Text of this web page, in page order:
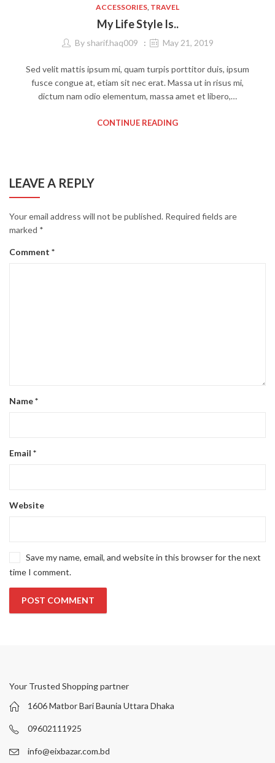
ACCESSORIES TRAVEL
My Life Style Is..
By sharif.haq009 May 21, 2019
Sed velit mattis ipsum mi, quam turpis porttitor duis, ipsum
fusce congue at, etiam sit nec erat. Massa ut in risus mi,
dictum nam odio elementum, massa amet et libero,…
CONTINUE READING
LEAVE A REPLY
Your email address will not be published. Required fields are
marked *
Comment *
Name*
Email *
Website
Save my name, email, and website in this browser for the next
time I comment.
Your Trusted Shopping partner
1606 Matbor Bari Baunia Uttara Dhaka
09602111925
info@eixbazar.com.bd